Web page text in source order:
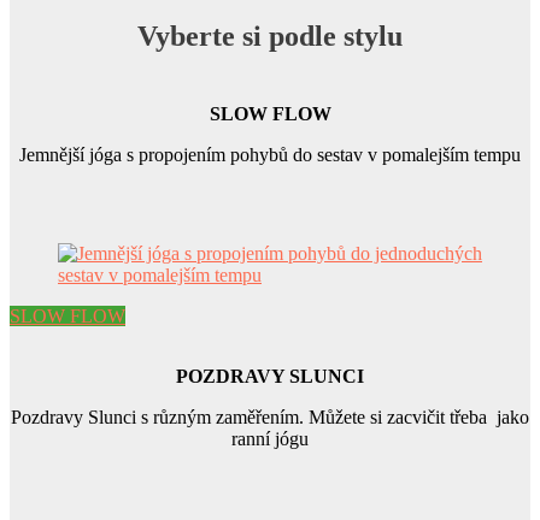
Vyberte si podle stylu
SLOW FLOW
Jemnější jóga s propojením pohybů do sestav v pomalejším tempu
SLOW FLOW
POZDRAVY SLUNCI
Pozdravy Slunci s různým zaměřením. Můžete si zacvičit třeba jako
ranní jógu